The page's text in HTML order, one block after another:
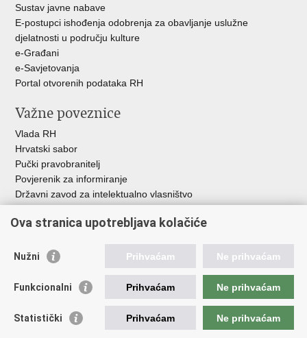
Sustav javne nabave
E-postupci ishođenja odobrenja za obavljanje uslužne
djelatnosti u području kulture
e-Građani
e-Savjetovanja
Portal otvorenih podataka RH
Važne poveznice
Vlada RH
Hrvatski sabor
Pučki pravobranitelj
Povjerenik za informiranje
Državni zavod za intelektualno vlasništvo
HAKOM
Ostale poveznice
Hrvatski audiovizualni centar
Creative Europe
Ova stranica upotrebljava kolačiće
Nužni Prihvaćam Ne prihvaćam
Funkcionalni Prihvaćam Ne prihvaćam
Statistički Prihvaćam Ne prihvaćam